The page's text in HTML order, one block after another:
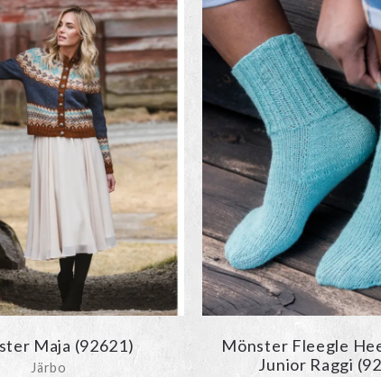
Maja (92621)
Järbo
Mönster Fleegle
Junior Raggi